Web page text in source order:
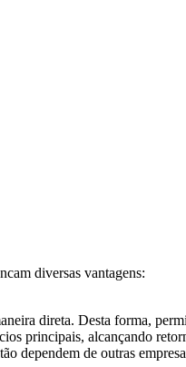
diversas vantagens:
direta. Desta forma,
principais, alcançando
dependem de outras